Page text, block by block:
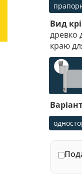
Вид
древко
краю